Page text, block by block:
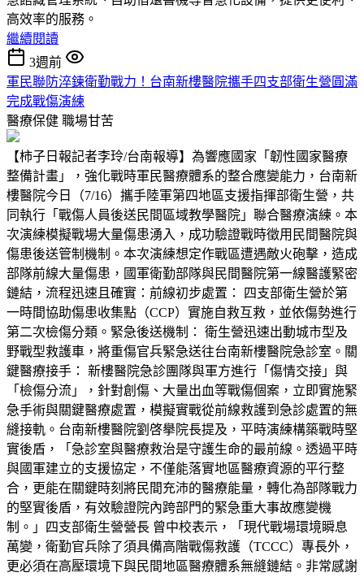
高效率的服務。
繼續閱讀
3週前
軍民聯防淬鍊衛勤戰力！台南新樓醫院攜手四支部衛生營圓滿
完成戰傷演練
醫療保健 職場甘苦
【柿子日報記者李玲/台南報導】為響應國家「韌性國家醫療
整備計畫」，強化戰時軍民醫療體系的整合應變能力，台南新
樓醫院今日（7/16）攜手陸軍第四地區支援指揮部衛生營，共
同執行「戰傷人員後送民間區域教學醫院」聯合醫療演練。本
次演練模擬戰場大量傷患湧入，成功驗證戰時徵用民間醫院與
傷患後送管制機制。本次演練想定作戰區遭遇敵火砲擊，造成
部隊前線大量傷患，國軍衛勤部隊與民間醫院第一線醫護緊密
鏈結，流程迅速且確實：前線初步處置： 四支部衛生營於第
一時間協助傷患收集點（CCP）實施自救互救，並依傷勢進行
第二次檢傷分類。緊急後送機制： 衛生營迅速出動城市型及
野戰型救護車，將重傷官兵緊急送往台南新樓醫院急診室。關
鍵醫療接手： 新樓醫院急診團隊與軍方進行「傷情交接」與
「檢傷分流」，針對創傷、大量出血等戰傷個案，立即實施緊
急手術與關鍵醫療處置，模擬實戰從前線救護到急診處置的無
縫接軌。台南新樓醫院劉啓擧院長提及，平時演練構築戰時堅
實後盾，「急診室與醫療救治是守護生命的最前線。透過平時
與國軍建立的支援協定，不僅能落實地區醫療資源的平行整
合，更能在關鍵時刻將民間充沛的醫療能量，轉化為部隊戰力
的堅實後盾，有效驗證院內跨部門的緊急重大事故應變機
制。」四支部衛生營營長 曾中校表示，「現代戰場環境瞬息
萬變，衛勤官兵除了須具備高階戰傷救護（TCCC）專長外，
更必須在高壓環境下與民間地區醫療體系無縫鏈結。非常感謝